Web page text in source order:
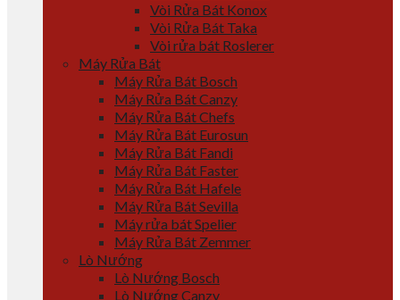
Vòi Rửa Bát Konox
Vòi Rửa Bát Taka
Vòi rửa bát Roslerer
Máy Rửa Bát
Máy Rửa Bát Bosch
Máy Rửa Bát Canzy
Máy Rửa Bát Chefs
Máy Rửa Bát Eurosun
Máy Rửa Bát Fandi
Máy Rửa Bát Faster
Máy Rửa Bát Hafele
Máy Rửa Bát Sevilla
Máy rửa bát Spelier
Máy Rửa Bát Zemmer
Lò Nướng
Lò Nướng Bosch
Lò Nướng Canzy